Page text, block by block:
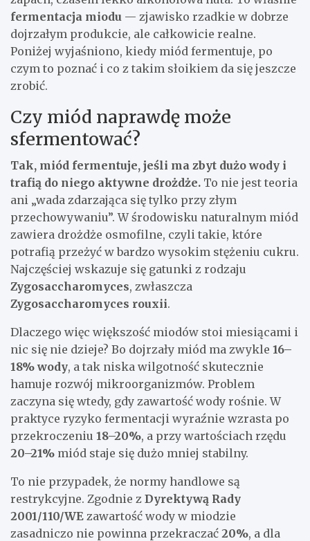
fermentacja miodu — zjawisko rzadkie w dobrze
dojrzałym produkcie, ale całkowicie realne.
Poniżej wyjaśniono, kiedy miód fermentuje, po
czym to poznać i co z takim słoikiem da się jeszcze
zrobić.
Czy miód naprawdę może
sfermentować?
Tak, miód fermentuje, jeśli ma zbyt dużo wody i
trafią do niego aktywne drożdże. To nie jest teoria
ani „wada zdarzająca się tylko przy złym
przechowywaniu”. W środowisku naturalnym miód
zawiera drożdże osmofilne, czyli takie, które
potrafią przeżyć w bardzo wysokim stężeniu cukru.
Najczęściej wskazuje się gatunki z rodzaju
Zygosaccharomyces, zwłaszcza
Zygosaccharomyces rouxii.
Dlaczego więc większość miodów stoi miesiącami i
nic się nie dzieje? Bo dojrzały miód ma zwykle 16–
18% wody, a tak niska wilgotność skutecznie
hamuje rozwój mikroorganizmów. Problem
zaczyna się wtedy, gdy zawartość wody rośnie. W
praktyce ryzyko fermentacji wyraźnie wzrasta po
przekroczeniu 18–20%, a przy wartościach rzędu
20–21% miód staje się dużo mniej stabilny.
To nie przypadek, że normy handlowe są
restrykcyjne. Zgodnie z Dyrektywą Rady
2001/110/WE zawartość wody w miodzie
zasadniczo nie powinna przekraczać 20%, a dla